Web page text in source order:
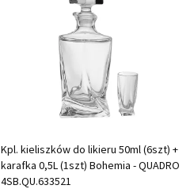
Kpl. kieliszków do likieru 50ml (6szt) +
karafka 0,5L (1szt) Bohemia - QUADRO
4SB.QU.633521